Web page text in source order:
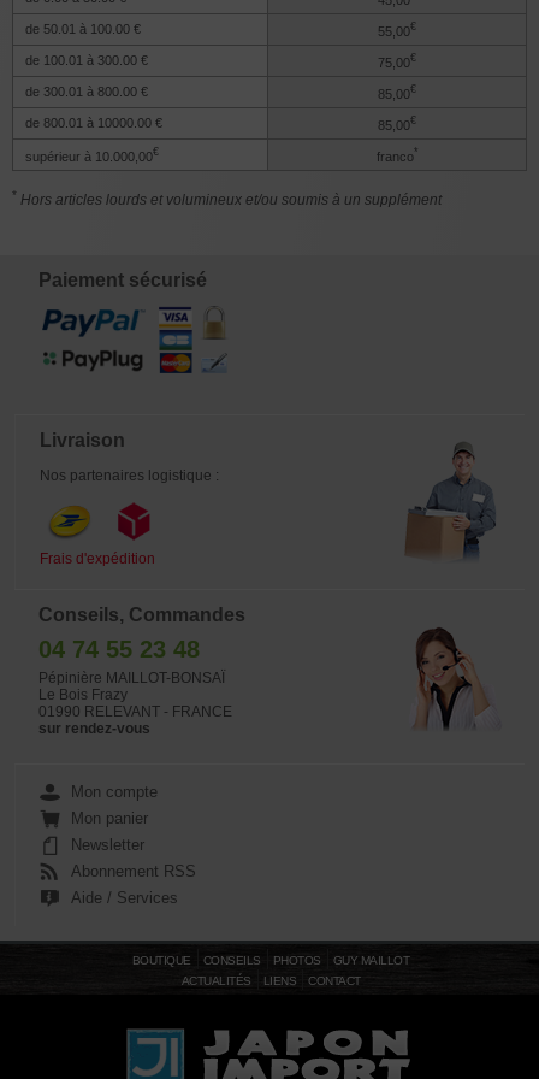
de 50.01 à 100.00 € 55,00€
de 100.01 à 300.00 € 75,00€
de 300.01 à 800.00 € 85,00€
de 800.01 à 10000.00 € 85,00€
supérieur à 10.000,00€ franco*
* Hors articles lourds et volumineux et/ou soumis à un supplément
Paiement sécurisé
Livraison
Nos partenaires logistique :
Frais d'expédition
Conseils, Commandes
04 74 55 23 48
Pépinière MAILLOT-BONSAÏ
Le Bois Frazy
01990 RELEVANT - FRANCE
sur rendez-vous
Mon compte
Mon panier
Newsletter
Abonnement RSS
Aide / Services
BOUTIQUE CONSEILS PHOTOS
GUY MAILLOT
ACTUALITÉS
LIENS CONTACT